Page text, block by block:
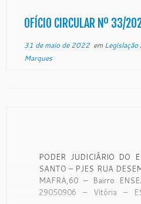
OFÍCIO CIRCULAR Nº 33/
31 de maio de 2022em Legislação
Marques
PODER JUDICIÁRIO DO
SANTO – PJES RUA
MAFRA,60 – Bairro
29050906 – Vitória –